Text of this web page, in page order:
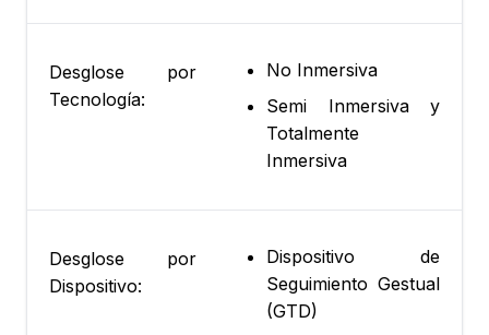
Desglose por
Tecnología:
No Inmersiva
Semi Inmersiva y
Totalmente
Inmersiva
Desglose por
Dispositivo:
Dispositivo de
Seguimiento Gestual
(GTD)